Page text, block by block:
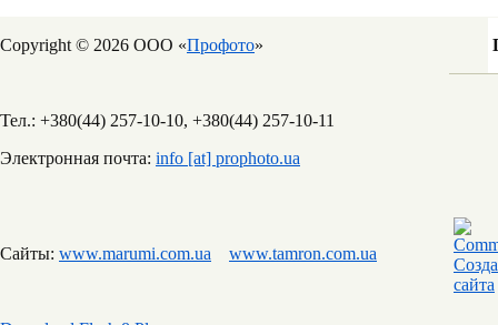
Copyright © 2026 ООО «Профото»
Тел.: +380(44) 257-10-10, +380(44) 257-10-11
Электронная почта: info [at] prophoto.ua
Сайты: www.marumi.com.ua www.tamron.com.ua